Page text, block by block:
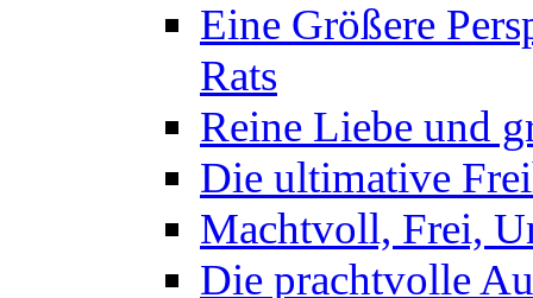
Eine Größere
Rats
Reine Liebe und
Die ultimative
Machtvoll, Frei,
Die prachtvolle